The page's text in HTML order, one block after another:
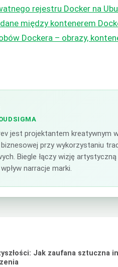
rejestru Docker na
między kontenerem
Dockera – obrazy,
jest projektantem kreatywnym
przy wykorzystaniu
Biegle łączy wizję
narracje marki.
Jak zaufana sztuczna